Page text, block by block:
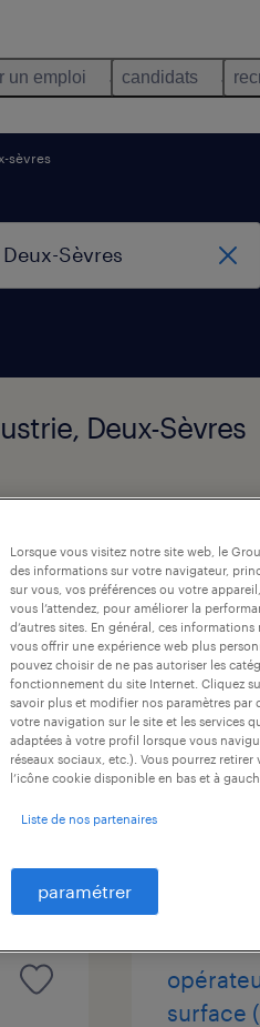
un emploi candidats
sèvres
Deux-Sèvres
chef
nueil-
cdi
15,00
surface
Lorsque vous visitez notre site web, le
des informations sur votre navigateur,
sur vous, vos préférences ou votre
vous l’attendez, pour améliorer la
d’autres sites. En général, ces
vous offrir une expérience web plus
pouvez choisir de ne pas autoriser les
fonctionnement du site Internet. Cliquez
savoir plus et modifier nos paramètres par
votre navigation sur le site et les services
adaptées à votre profil lorsque vous
réseaux sociaux, etc.). Vous pourrez
l’icône cookie disponible en bas et à
Liste de nos partenaires
paramétrer